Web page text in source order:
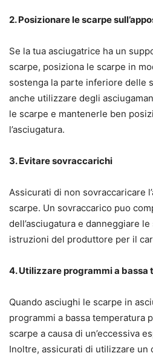
2. Posizionare le scarpe
Se la tua asciugatrice ha un
scarpe, posiziona le scarpe in
sostenga la parte inferiore delle
anche utilizzare degli
le scarpe e mantenerle ben
l’asciugatura.
3. Evitare sovraccarichi
Assicurati di non sovraccaricare
scarpe. Un sovraccarico puo
dell’asciugatura e danneggiare
istruzioni del produttore per il
4. Utilizzare programmi a bassa
Quando asciughi le scarpe in
programmi a bassa temperatura
scarpe a causa di un’eccessiva
Inoltre, assicurati di utilizzare un